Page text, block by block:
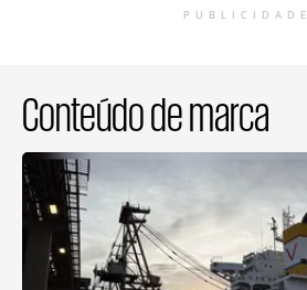
PUBLICIDADE
Conteúdo de marca